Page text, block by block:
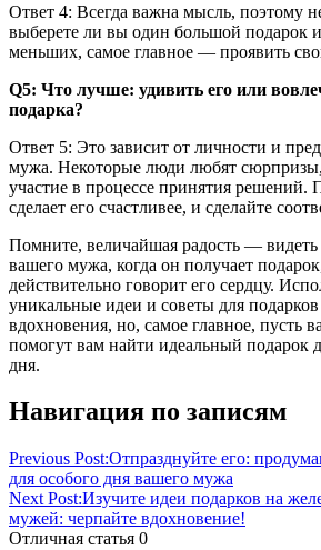
Ответ 4: Всегда важна мысль, поэтому
выберете ли вы один большой подарок
меньших, самое главное — проявить
Q5: Что лучше: удивить его или
подарка?
Ответ 5: Это зависит от личности и
мужа. Некоторые люди любят сюрпризы,
участие в процессе принятия решений.
сделает его счастливее, и сделайте
Помните, величайшая радость — видеть
вашего мужа, когда он получает
действительно говорит его сердцу.
уникальные идеи и советы для подарков
вдохновения, но, самое главное, пусть
помогут вам найти идеальный подарок
дня.
Навигация по записям
Previous Post:Отпразднуйте его:
для особого дня вашего мужа
Next Post:Изучите идеи подарков на
мужей: черпайте вдохновение!
Отличная статья 0